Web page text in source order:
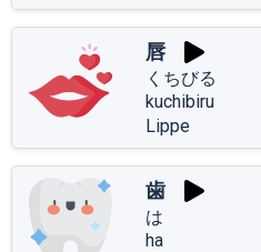
唇
くちびる
kuchibiru
Lippe
歯
は
ha